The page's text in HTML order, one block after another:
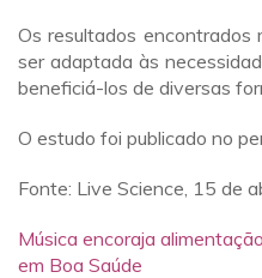
Os resultados encontrados
ser adaptada às
beneficiá-los de diversas
O estudo foi publicado no
Fonte: Live Science, 15 de
Música encoraja
em Boa Saúde